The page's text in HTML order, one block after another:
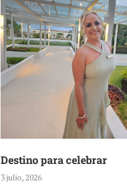
Destino para celebrar
3 julio, 2026